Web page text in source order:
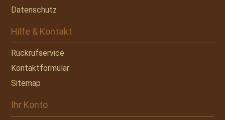
Datenschutz
Hilfe & Kontakt
Rückrufservice
Kontaktformular
Sitemap
Ihr Konto